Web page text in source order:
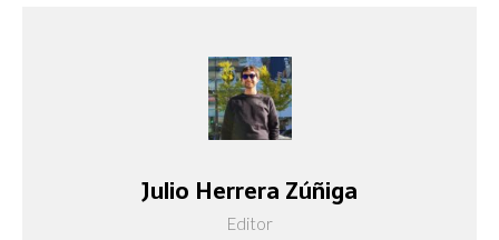
Julio Herrera Zúñiga
Editor